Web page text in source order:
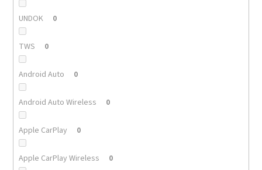
UNDOK 0
TWS 0
Android Auto 0
Android Auto Wireless 0
Apple CarPlay 0
Apple CarPlay Wireless 0